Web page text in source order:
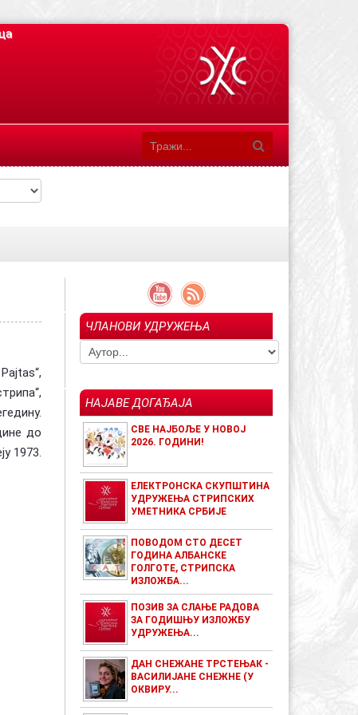
до
1973.
ЧЛАНОВИ УДРУЖЕЊА
НАЈАВЕ ДОГАЂАЈА
СВЕ НАЈБОЉЕ У НОВОЈ
2026. ГОДИНИ!
ЕЛЕКТРОНСКА СКУПШТИНА
УДРУЖЕЊА СТРИПСКИХ
УМЕТНИКА СРБИЈЕ
ПОВОДОМ СТО ДЕСЕТ
ГОДИНА АЛБАНСКЕ
ГОЛГОТЕ, СТРИПСКА
ИЗЛОЖБА...
ПОЗИВ ЗА СЛАЊЕ РАДОВА
ЗА ГОДИШЊУ ИЗЛОЖБУ
УДРУЖЕЊА...
ДАН СНЕЖАНЕ ТРСТЕЊАК -
ВАСИЛИЈАНЕ СНЕЖНЕ (У
ОКВИРУ...